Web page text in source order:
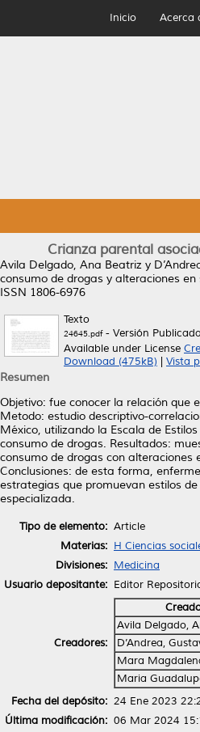
Inicio Acerca
Crianza parental
Avila Delgado, Ana Beatriz y
consumo de drogas y alteraciones
ISSN 1806-6976
Texto
24645.pdf- Versión Publicada
Available under License
Download (475kB)
Vista
Resumen
Objetivo: fue conocer la relación que
Metodo: estudio descriptivo-
México, utilizando la Escala de
consumo de drogas. Resultados:
consumo de drogas con
Conclusiones: de esta forma,
estrategias que promuevan estilos
especializada.
Tipo de elemento: Article
Materias: H Ciencias
Divisiones: Medicina
Usuario depositante: Editor
Creadores:
Avila Delgado,
D’Andrea,
Mara
Maria
Fecha del depósito: 24 Ene 2023
Última modificación: 06 Mar 2024